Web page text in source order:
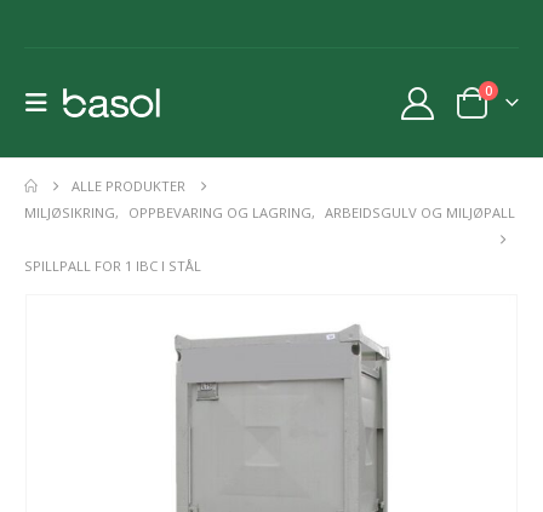
0
ALLE PRODUKTER
MILJØSIKRING, OPPBEVARING OG LAGRING, ARBEIDSGULV OG MILJØPALL
SPILLPALL FOR 1 IBC I STÅL